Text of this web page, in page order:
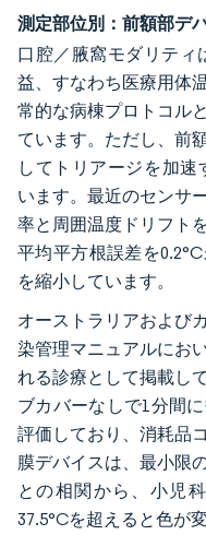
測定部位別：前額部デ
口腔／腋窩モダリティ
益、すなわち医療用体
常的な病棟プロトコル
ています。ただし、前
してトリアージを加速
います。最近のセンサ
率と周囲温度ドリフト
平均平方根誤差を
を縮小しています。
オーストラリアおよび
染管理マニュアルにお
れる診療として掲載し
ブカバーなしで1分間
評価しており、消耗品
膜デバイスは、最小限
との相関から、小児
37.5°Cを超えると色が